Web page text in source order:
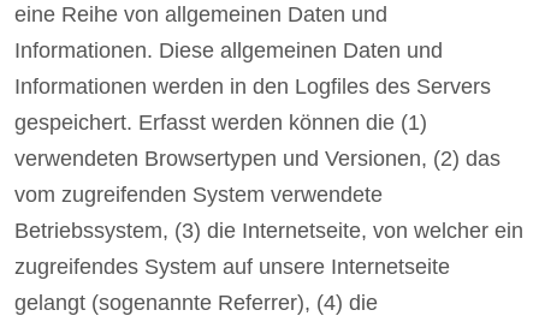
eine Reihe von allgemeinen Daten und
Informationen. Diese allgemeinen Daten und
Informationen werden in den Logfiles des Servers
gespeichert. Erfasst werden können die (1)
verwendeten Browsertypen und Versionen, (2) das
vom zugreifenden System verwendete
Betriebssystem, (3) die Internetseite, von welcher ein
zugreifendes System auf unsere Internetseite
gelangt (sogenannte Referrer), (4) die